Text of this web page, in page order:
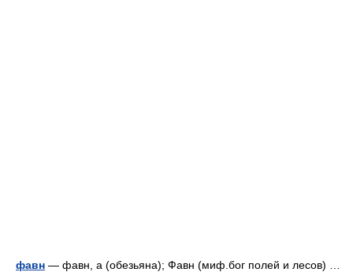
фавн — фавн, а (обезьяна); Фавн (миф.бог полей и лесов) …